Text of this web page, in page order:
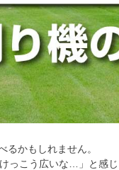
るかもしれません。
っこう広いな…」と感じ